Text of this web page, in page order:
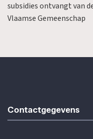
subsidies ontvangt van
Vlaamse Gemeenschap
Contactgegevens